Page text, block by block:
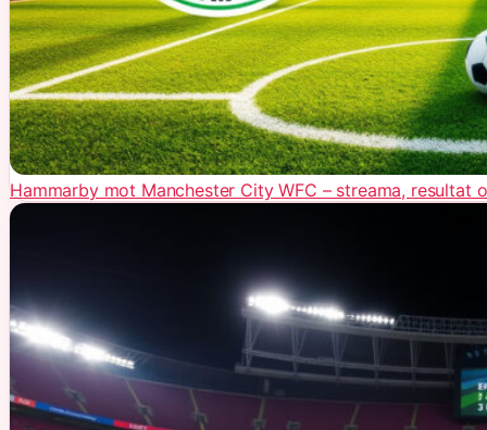
Hammarby mot Manchester City WFC – streama, resultat